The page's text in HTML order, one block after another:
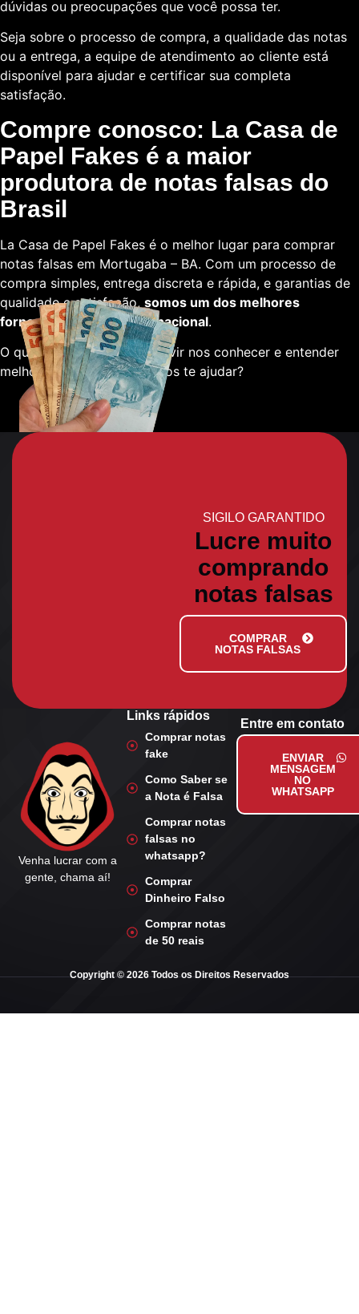
dúvidas ou preocupações que você possa ter.
Seja sobre o processo de compra, a qualidade das notas
ou a entrega, a equipe de atendimento ao cliente está
disponível para ajudar e certificar sua completa
satisfação.
Compre conosco: La Casa de
Papel Fakes é a maior
produtora de notas falsas do
Brasil
La Casa de Papel Fakes é o melhor lugar para comprar
notas falsas em Mortugaba – BA. Com um processo de
compra simples, entrega discreta e rápida, e garantias de
qualidade e satisfação, somos um dos melhores
fornecedores em escala nacional.
O que está esperando para vir nos conhecer e entender
melhor sobre como podemos te ajudar?
SIGILO GARANTIDO
Lucre muito
comprando
notas falsas
COMPRAR
NOTAS FALSAS
Venha lucrar com a
gente, chama aí!
Links rápidos
Comprar notas
fake
Como Saber se
a Nota é Falsa
Comprar notas
falsas no
whatsapp?
Comprar
Dinheiro Falso
Comprar notas
de 50 reais
Entre em contato
ENVIAR
MENSAGEM
NO
WHATSAPP
Copyright © 2026 Todos os Direitos Reservados